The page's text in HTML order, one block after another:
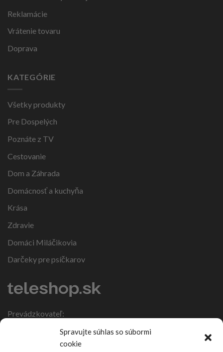
Spravujte súhlas so súbormi
cookie
Reklamácie
Vrátenie tovaru
Doprava
KATEGÓRIE
Všetky produkty
Pre Dospelých
Poznáte z TV
Cestovanie
Dom a Záhrada
Domácnosť a kuchyňa
Krása
Zdravie
Domáci Miláčikovia
Darčeky pre psíčkarov
Prevádzkovateľ:
DIČ: 1086270988